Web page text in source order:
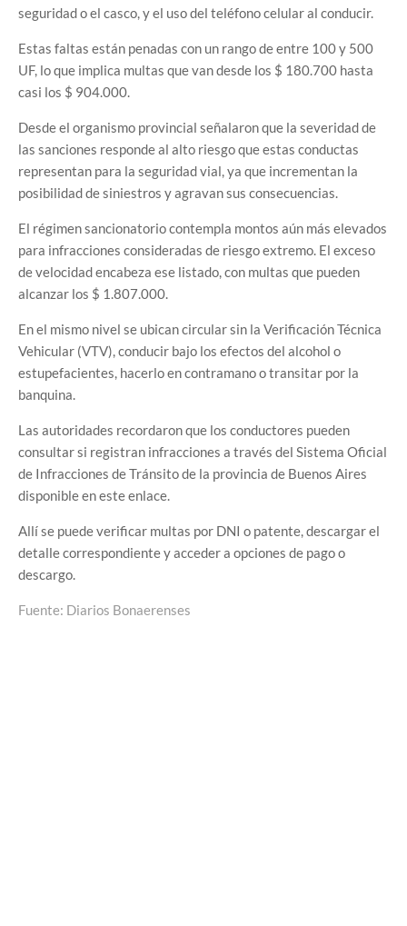
seguridad o el casco, y el uso del teléfono celular al conducir.
Estas faltas están penadas con un rango de entre 100 y 500
UF, lo que implica multas que van desde los $ 180.700 hasta
casi los $ 904.000.
Desde el organismo provincial señalaron que la severidad de
las sanciones responde al alto riesgo que estas conductas
representan para la seguridad vial, ya que incrementan la
posibilidad de siniestros y agravan sus consecuencias.
El régimen sancionatorio contempla montos aún más elevados
para infracciones consideradas de riesgo extremo. El exceso
de velocidad encabeza ese listado, con multas que pueden
alcanzar los $ 1.807.000.
En el mismo nivel se ubican circular sin la Verificación Técnica
Vehicular (VTV), conducir bajo los efectos del alcohol o
estupefacientes, hacerlo en contramano o transitar por la
banquina.
Las autoridades recordaron que los conductores pueden
consultar si registran infracciones a través del Sistema Oficial
de Infracciones de Tránsito de la provincia de Buenos Aires
disponible en este enlace.
Allí se puede verificar multas por DNI o patente, descargar el
detalle correspondiente y acceder a opciones de pago o
descargo.
Fuente: Diarios Bonaerenses